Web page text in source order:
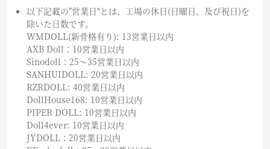
以下記載の"営業日"とは、工場の休日(日曜日、及び祝日)を
除いた日数です。
WMDOLL(新骨格有り): 13営業日以内
AXB Doll：10営業日以内
Sinodoll：25〜35営業日以内
SANHUIDOLL: 20営業日以内
RZRDOLL: 40営業日以内
DollHouse168: 10営業日以内
PIPER DOLL: 10営業日以内
Doll4ever: 10営業日以内
JYDOLL：20営業日以内